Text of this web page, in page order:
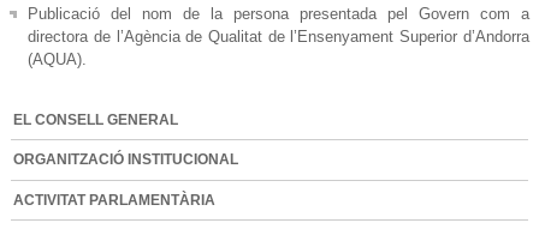
Publicació del nom de la persona presentada pel Govern com a
directora de l’Agència de Qualitat de l’Ensenyament Superior d’Andorra
(AQUA).
EL CONSELL GENERAL
ORGANITZACIÓ INSTITUCIONAL
ACTIVITAT PARLAMENTÀRIA